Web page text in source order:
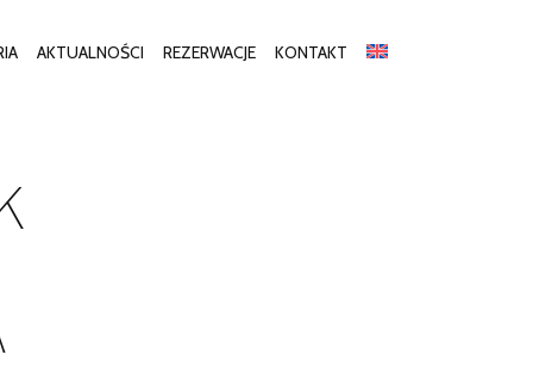
AKTUALNOŚCI REZERWACJE KONTAKT